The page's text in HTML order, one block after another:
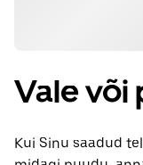
Vale või
Kui Sinu saadud